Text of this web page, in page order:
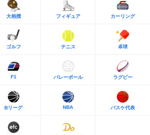
大相撲 フィギュア カーリング
ゴルフ テニス 卓球
F1 バレーボール ラグビー
Bリーグ NBA バスケ代表